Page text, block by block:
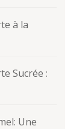
à la
Sucrée :
Une